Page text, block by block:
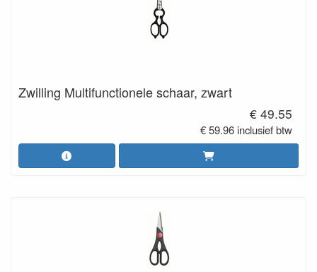
Zwilling Multifunctionele schaar, zwart
€ 49.55
€ 59.96 inclusief btw